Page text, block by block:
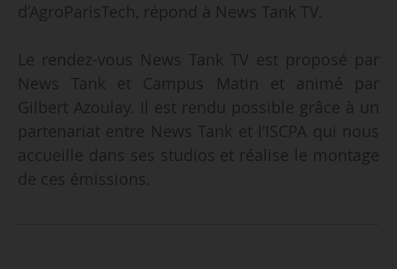
d’AgroParisTech, répond à News Tank TV.
Le rendez-vous News Tank TV est proposé par
News Tank et Campus Matin et animé par
Gilbert Azoulay. Il est rendu possible grâce à un
partenariat entre News Tank et l’ISCPA qui nous
accueille dans ses studios et réalise le montage
de ces émissions.